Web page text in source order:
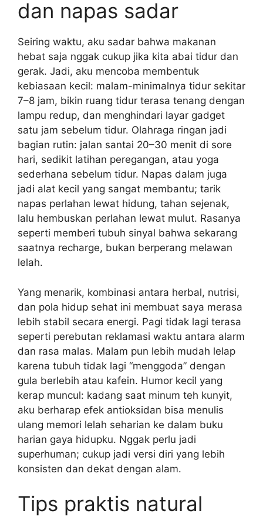
dan napas sadar
Seiring waktu, aku sadar bahwa makanan
hebat saja nggak cukup jika kita abai tidur dan
gerak. Jadi, aku mencoba membentuk
kebiasaan kecil: malam-minimalnya tidur sekitar
7–8 jam, bikin ruang tidur terasa tenang dengan
lampu redup, dan menghindari layar gadget
satu jam sebelum tidur. Olahraga ringan jadi
bagian rutin: jalan santai 20–30 menit di sore
hari, sedikit latihan peregangan, atau yoga
sederhana sebelum tidur. Napas dalam juga
jadi alat kecil yang sangat membantu; tarik
napas perlahan lewat hidung, tahan sejenak,
lalu hembuskan perlahan lewat mulut. Rasanya
seperti memberi tubuh sinyal bahwa sekarang
saatnya recharge, bukan berperang melawan
lelah.
Yang menarik, kombinasi antara herbal, nutrisi,
dan pola hidup sehat ini membuat saya merasa
lebih stabil secara energi. Pagi tidak lagi terasa
seperti perebutan reklamasi waktu antara alarm
dan rasa malas. Malam pun lebih mudah lelap
karena tubuh tidak lagi “menggoda” dengan
gula berlebih atau kafein. Humor kecil yang
kerap muncul: kadang saat minum teh kunyit,
aku berharap efek antioksidan bisa menulis
ulang memori lelah seharian ke dalam buku
harian gaya hidupku. Nggak perlu jadi
superhuman; cukup jadi versi diri yang lebih
konsisten dan dekat dengan alam.
Tips praktis natural